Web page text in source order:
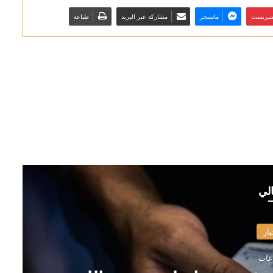
ماسنجر مشاركة عبر البريد طباعة